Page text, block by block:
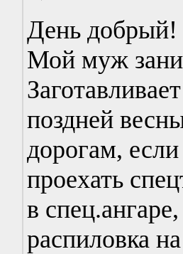
День добрый!
Мой муж
поздней
дорогам,
проехать
в
распиловка